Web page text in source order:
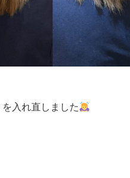
入れ直しました